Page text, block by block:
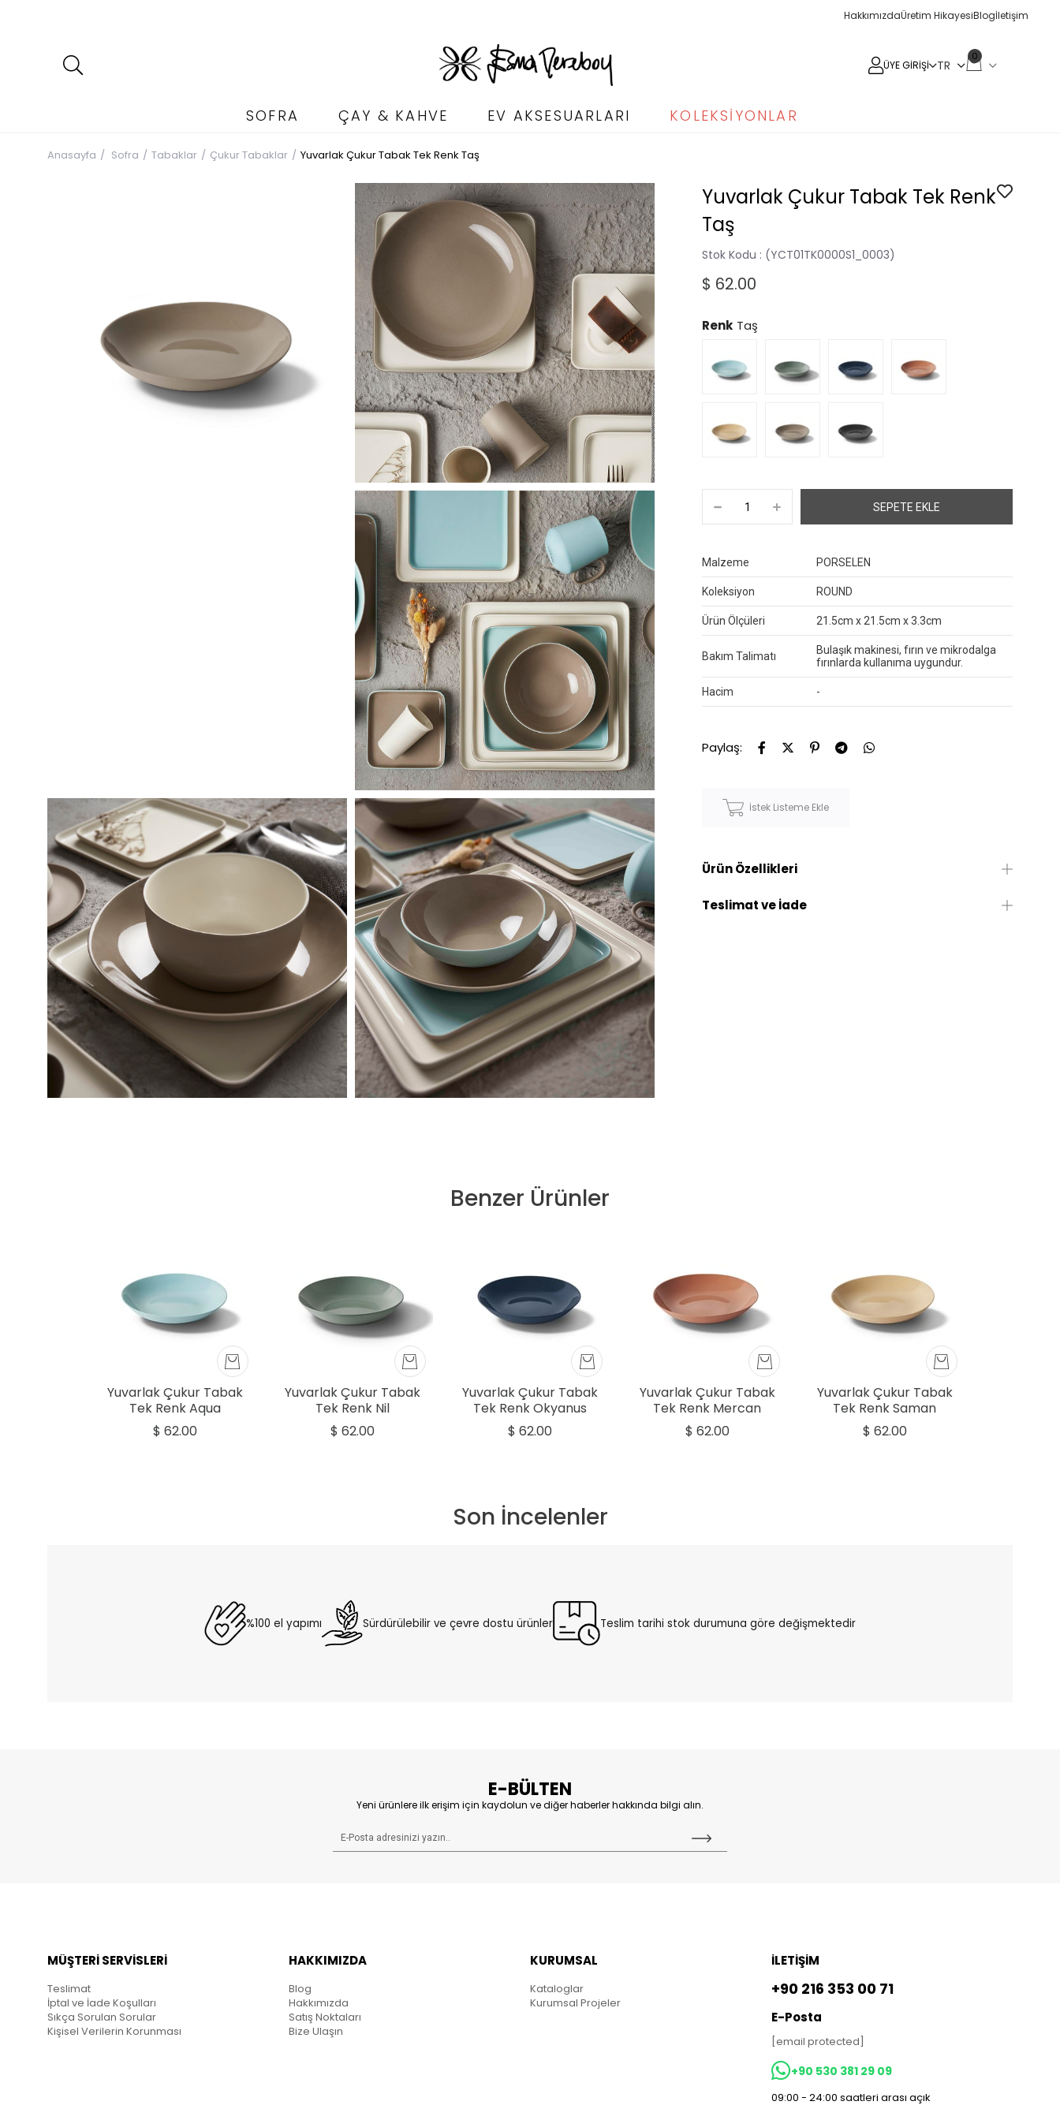
HakkımızdaÜretim HikayesiBlogİletişim
ÜYE GIRIŞI
0
SOFRA ÇAY & KAHVE EV AKSESUARLARI KOLEKSIYONLAR
Anasayfa Sofra Tabaklar Çukur Tabaklar Yuvarlak Çukur Tabak Tek Renk Taş
Yuvarlak Çukur Tabak Tek Renk
Taş
Stok Kodu (YCT01TK0000S1_0003)
$ 62.00
Renk Taş
Malzeme PORSELEN
Koleksiyon ROUND
Ürün Ölçüleri 21.5cm x 21.5cm x 3.3cm
Bakım Talimatı
Bulaşık makinesi, fırın ve mikrodalga
fırınlarda kullanıma uygundur.
Hacim -
Paylaş:
İstek Listeme Ekle
Ürün Özellikleri
Teslimat ve İade
%100 el yapımı Sürdürülebilir ve çevre dostu ürünler Teslim tarihi stok durumuna göre değişmektedir
Benzer Ürünler
Yuvarlak Çukur Tabak
Tek Renk Aqua
$ 62.00
Yuvarlak Çukur Tabak
Tek Renk Nil
$ 62.00
Yuvarlak Çukur Tabak
Tek Renk Okyanus
$ 62.00
Yuvarlak Çukur Tabak
Tek Renk Mercan
$ 62.00
Yuvarlak Çukur Tabak
Tek Renk Saman
$ 62.00
Son İncelenler
E-BÜLTEN
Yeni ürünlere ilk erişim için kaydolun ve diğer haberler hakkında bilgi alın.
MÜŞTERİ SERVİSLERİ
Teslimat
İptal ve İade Koşulları
Sıkça Sorulan Sorular
Kişisel Verilerin Korunması
HAKKIMIZDA
Blog
Hakkımızda
Satış Noktaları
Bize Ulaşın
KURUMSAL
Kataloglar
Kurumsal Projeler
İLETİŞİM
+90 216 353 00 71
E-Posta
[email protected]
+90 530 381 29 09
09:00 - 24:00 saatleri arası açık